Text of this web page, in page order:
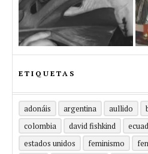
ETIQUETAS
adonáis argentina aullido
colombia
david fishkind
estados unidos
feminismo